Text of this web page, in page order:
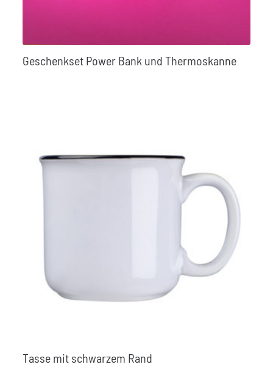
Geschenkset Power Bank und Thermoskanne
Tasse mit schwarzem Rand